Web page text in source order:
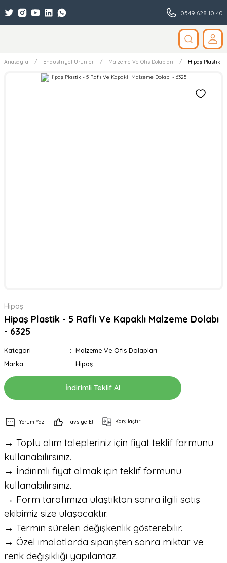
0549 628 10 40
Anasayfa Endüstriyel Ürünler Malzeme Ve Ofis Dolapları Hipaş Plastik -
Hipaş
Hipaş Plastik - 5 Raflı Ve Kapaklı Malzeme Dolabı
- 6325
Kategori
Malzeme Ve Ofis Dolapları
Marka
Hipaş
İndirimli Teklif Al
Yorum Yaz Tavsiye Et Karşılaştır
→ Toplu alım talepleriniz için fiyat teklif formunu
kullanabilirsiniz.
→ İndirimli fiyat almak için teklif formunu
kullanabilirsiniz.
→ Form tarafımıza ulaştıktan sonra ilgili satış
ekibimiz size ulaşacaktır.
→ Termin süreleri değişkenlik gösterebilir.
→ Özel imalatlarda siparişten sonra miktar ve
renk değişikliği yapılamaz.